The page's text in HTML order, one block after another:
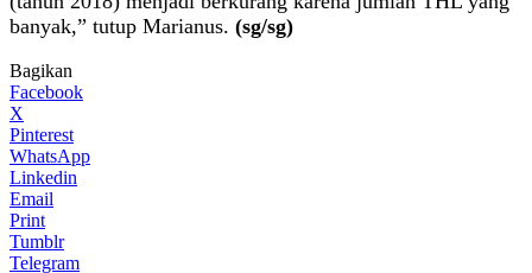
banyak,” tutup Marianus. (sg/sg)
Bagikan
Facebook
X
Pinterest
WhatsApp
Linkedin
Email
Print
Tumblr
Telegram